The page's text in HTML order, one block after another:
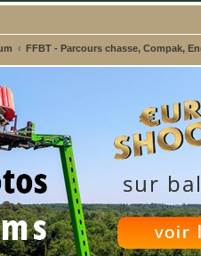
FFBT - Parcours chasse, Compak,